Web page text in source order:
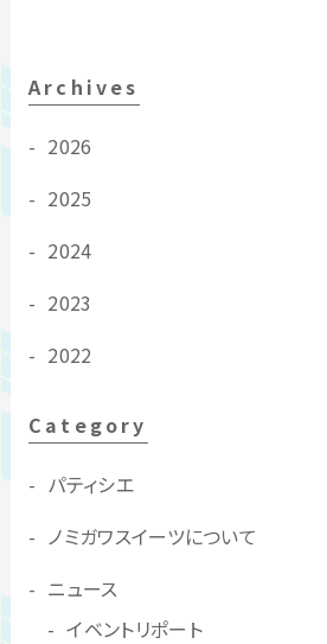
Archives
2026
2025
2024
2023
2022
Category
パティシエ
ノミガワスイーツについて
ニュース
イベントリポート